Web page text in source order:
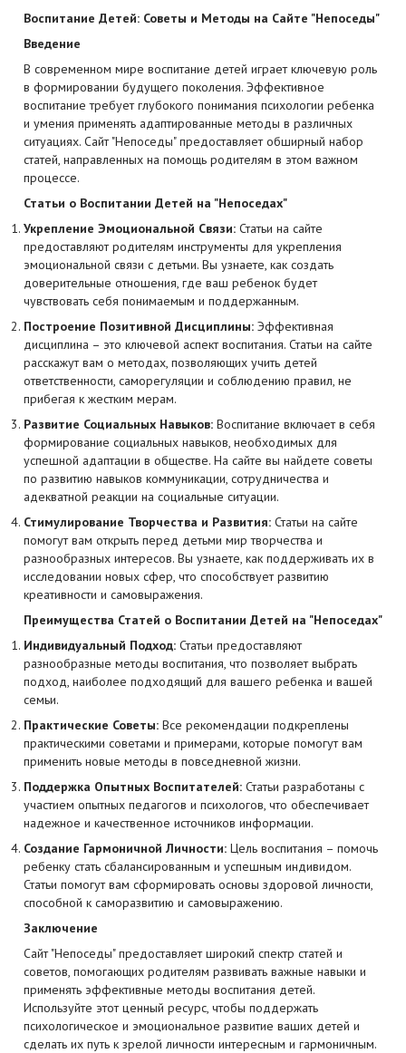
Воспитание Детей: Советы и Методы на Сайте "Непоседы"
Введение
В современном мире воспитание детей играет ключевую роль
в формировании будущего поколения. Эффективное
воспитание требует глубокого понимания психологии ребенка
и умения применять адаптированные методы в различных
ситуациях. Сайт "Непоседы" предоставляет обширный набор
статей, направленных на помощь родителям в этом важном
процессе.
Статьи о Воспитании Детей на "Непоседах"
Укрепление Эмоциональной Связи: Статьи на сайте
предоставляют родителям инструменты для укрепления
эмоциональной связи с детьми. Вы узнаете, как создать
доверительные отношения, где ваш ребенок будет
чувствовать себя понимаемым и поддержанным.
Построение Позитивной Дисциплины: Эффективная
дисциплина – это ключевой аспект воспитания. Статьи на сайте
расскажут вам о методах, позволяющих учить детей
ответственности, саморегуляции и соблюдению правил, не
прибегая к жестким мерам.
Развитие Социальных Навыков: Воспитание включает в себя
формирование социальных навыков, необходимых для
успешной адаптации в обществе. На сайте вы найдете советы
по развитию навыков коммуникации, сотрудничества и
адекватной реакции на социальные ситуации.
Стимулирование Творчества и Развития: Статьи на сайте
помогут вам открыть перед детьми мир творчества и
разнообразных интересов. Вы узнаете, как поддерживать их в
исследовании новых сфер, что способствует развитию
креативности и самовыражения.
Преимущества Статей о Воспитании Детей на "Непоседах"
Индивидуальный Подход: Статьи предоставляют
разнообразные методы воспитания, что позволяет выбрать
подход, наиболее подходящий для вашего ребенка и вашей
семьи.
Практические Советы: Все рекомендации подкреплены
практическими советами и примерами, которые помогут вам
применить новые методы в повседневной жизни.
Поддержка Опытных Воспитателей: Статьи разработаны с
участием опытных педагогов и психологов, что обеспечивает
надежное и качественное источников информации.
Создание Гармоничной Личности: Цель воспитания – помочь
ребенку стать сбалансированным и успешным индивидом.
Статьи помогут вам сформировать основы здоровой личности,
способной к саморазвитию и самовыражению.
Заключение
Сайт "Непоседы" предоставляет широкий спектр статей и
советов, помогающих родителям развивать важные навыки и
применять эффективные методы воспитания детей.
Используйте этот ценный ресурс, чтобы поддержать
психологическое и эмоциональное развитие ваших детей и
сделать их путь к зрелой личности интересным и гармоничным.